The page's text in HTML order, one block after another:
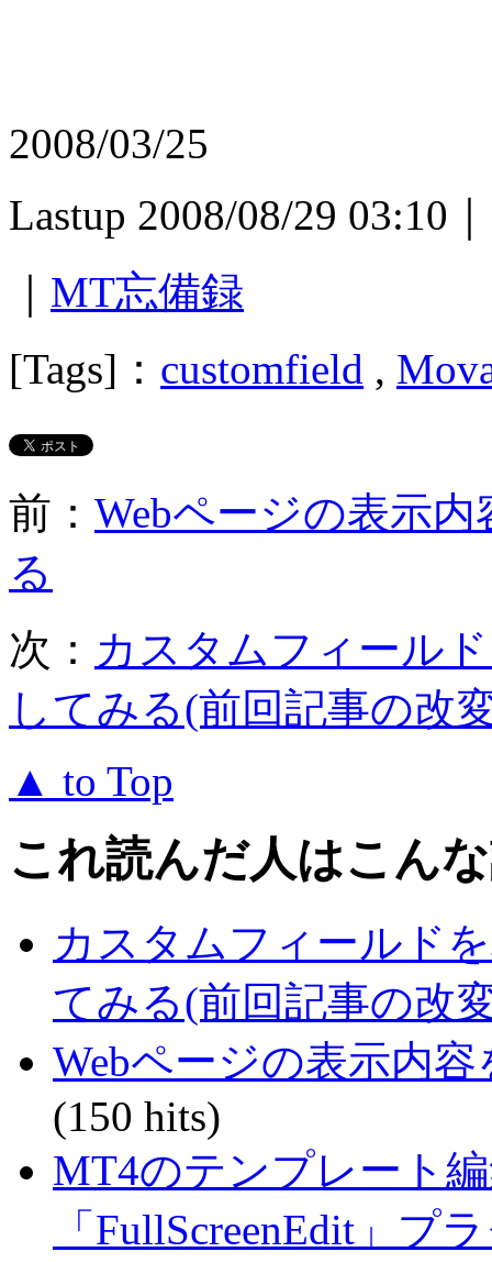
2008/03/25
Lastup 2008/08/29 03:10
MT忘備録
[Tags]： customfield ,
前： Webページの表示
る
次： カスタムフィール
してみる(前回記事の改
▲ to Top
これ読んだ人はこん
カスタムフィールド
てみる(前回記事の改
Webページの表示内
(150 hits)
MT4のテンプレート
「FullScreenEdit」プ